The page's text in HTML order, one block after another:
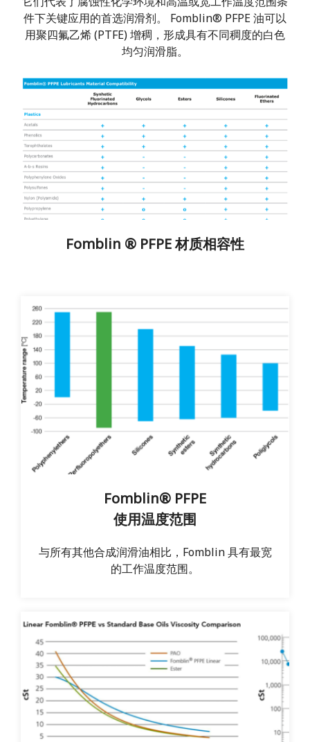
件下关键应用的首选润滑剂。 Fomblin® PFPE 油可以
用聚四氟乙烯 (PTFE) 增稠，形成具有不同稠度的白色
均匀润滑脂。
Fomblin ® PFPE 材质相容性
Fomblin® PFPE
使用温度范围
与所有其他合成润滑油相比，Fomblin 具有最宽
的工作温度范围。